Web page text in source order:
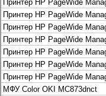
Рассчитать и заказать
О компании
История
Производители
Леком
Pantum
UTINET